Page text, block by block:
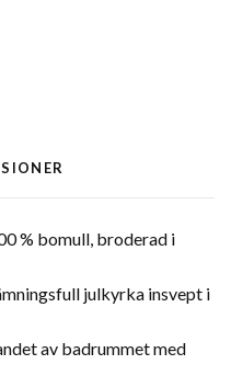
% bomull, broderad i
julkyrka insvept i
av badrummet med